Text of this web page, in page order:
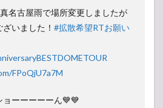
名古屋雨で場所変更しましたが
いました！ #拡散希望RTお願い
FPoQjU7a7M
ーーーーーん💙💙